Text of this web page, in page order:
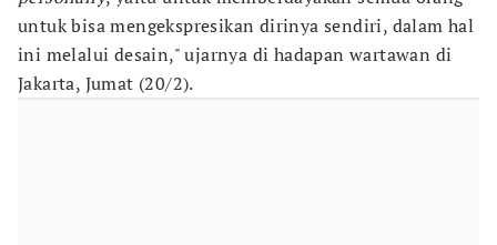
untuk bisa mengekspresikan dirinya sendiri, dalam hal
ini melalui desain," ujarnya di hadapan wartawan di
Jakarta, Jumat (20/2).